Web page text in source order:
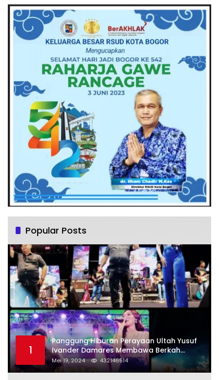
Popular Posts
1
Panggung Hiburan Perayaan Ultah Yusuf
Ivander Damares Membawa Berkah
Warga Kejapanan
Mei 19, 2024 432146514